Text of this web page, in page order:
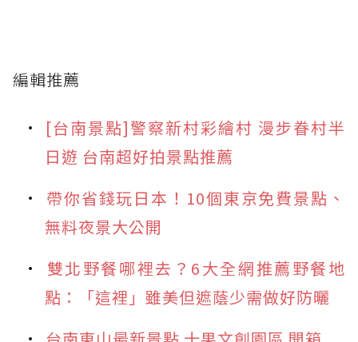
編輯推薦
[台南景點]警察新村彩繪村 漫步眷村半
日遊 台南超好拍景點推薦
帶你省錢玩日本！10個東京免費景點、
無料夜景大公開
雙北野餐哪裡去？6大全網推薦野餐地
點：「這裡」雖美但遮蔭少需做好防曬